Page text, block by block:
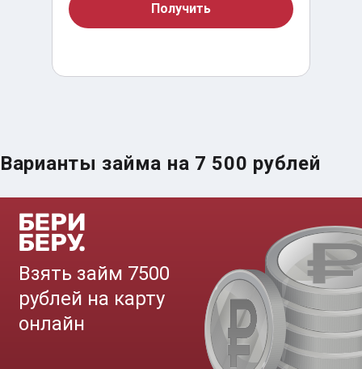
Получить
Срочный займ за 15 минут
Сумма
Срок
до 30 дня
Получить
Варианты займа на 7 500 рублей